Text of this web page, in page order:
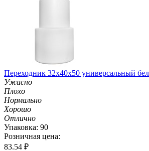
Переходник 32х40х50 универсальный
Ужасно
Плохо
Нормально
Хорошо
Отлично
Упаковка: 90
Розничная цена:
83.54 ₽